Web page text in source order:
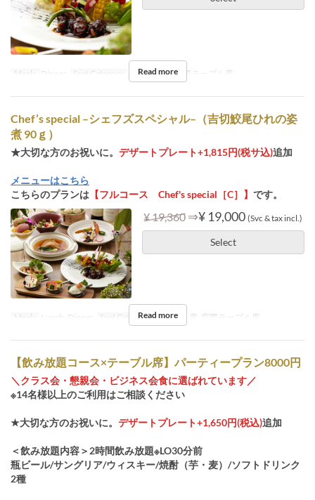
Meals Dinner Seat Category テーブル席, 窓際テーブル席
Read more
Chef’s special –シェフズスペシャル–（吉切鮫尾ひれの姿
煮 90ｇ）
★大切な方のお祝いに。 デザートプレート+1,815円(税サ込)追加
メニューはこちら
こちらのプランは 【フルコース Chef's special［C］】 です。
¥ 19,360 ⇒¥ 19,000 (Svc & tax incl.)
Select
Meals Lunch, Dinner Seat Category テーブル席, 窓際テーブル席
Read more
【飲み放題コース×テーブル席】パーティープラン8000円
＼クラス会・懇親会・ビジネス会食に選ばれています／
※14名様以上のご利用はご相談ください
★大切な方のお祝いに。 デザートプレート+1,650円(税込)追加
＜飲み放題内容＞2時間飲み放題※LO30分前
瓶ビール/サングリア/ウィスキー/焼酎（芋・麦）/ソフトドリンク
2種